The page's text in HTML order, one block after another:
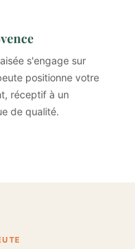
s'engage sur
positionne votre
réceptif à un
de qualité.